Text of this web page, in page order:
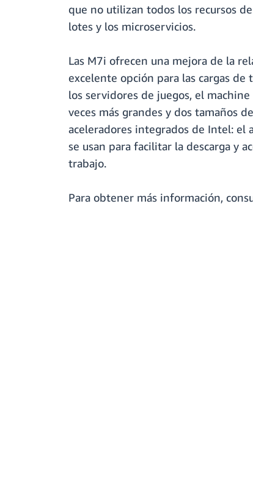
que no utilizan todos los recursos
lotes y los microservicios.
Las M7i ofrecen una mejora de la
excelente opción para las cargas
los servidores de juegos, el
veces más grandes y dos tamaños
aceleradores integrados de Intel: el
se usan para facilitar la descarga y
trabajo.
Para obtener más información,